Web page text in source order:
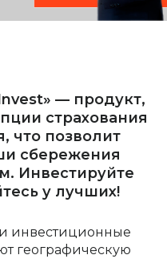
» — продукт,
страхования
что позволит
сбережения
Инвестируйте
у лучших!
инвестиционные
географическую